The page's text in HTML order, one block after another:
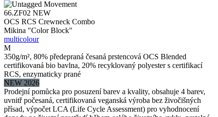
66.ZF02 NEW
OCS RCS Crewneck Combo
Mikina "Color Block"
multicolour
M
350g/m², 80% předepraná česaná prstencová OCS Blended
certifikovaná bio bavlna, 20% recyklovaný polyester s certifikací
RCS, enzymaticky prané
NEW 2026
Prodejní pomůcka pro posuzení barev a kvality, obsahuje 4 barev,
uvnitř počesaná, certifikovaná veganská výroba bez živočišných
přísad, výpočet LCA (Life Cycle Assessment) pro vyhodnocení